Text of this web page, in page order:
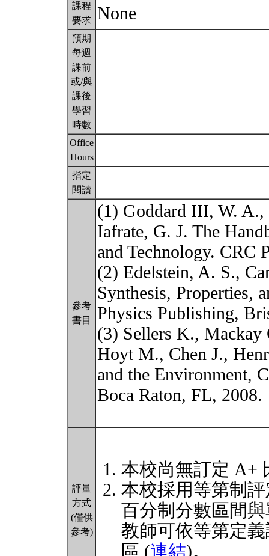
課程
要求 None
預期
每週
課前
或/與
課後
學習
時數
Office
Hours
指定
閱讀
參考
書目
(1) Goddard III, W.
Iafrate, G. J. The
and Technology. CRC
(2) Edelstein, A. S.,
Synthesis, Properties,
Physics Publishing,
(3) Sellers K., Mackay
Hoyt M., Chen J.,
and the Environment,
Boca Raton, FL, 2008.
評量
方式
(僅供
參考)
本校尚無訂定 A+
本校採用等第制
百分制分數區間
教師可依等第定
區 (連結)。